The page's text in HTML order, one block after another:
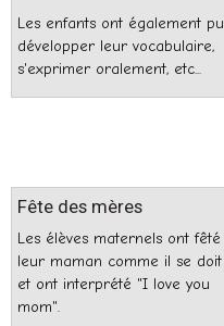
Les enfants ont également pu
développer leur vocabulaire,
s'exprimer oralement, etc...
Fête des mères
Les élèves maternels ont fêté
leur maman comme il se doit
et ont interprété "I love you
mom".